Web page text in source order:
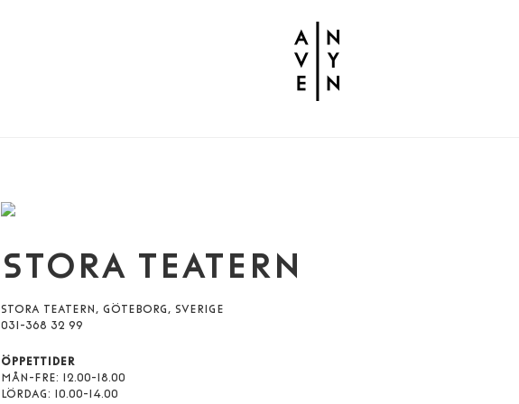
STORA TEATERN
STORA TEATERN, GÖTEBORG, SVERIGE
031-368 32 99
ÖPPETTIDER
MÅN-FRE: 12.00-18.00
LÖRDAG: 10.00-14.00